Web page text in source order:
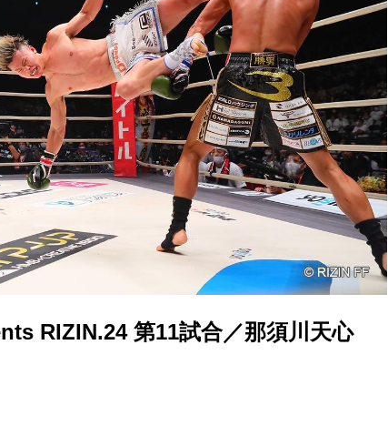
RIZIN.24 第11試合／那須川天心